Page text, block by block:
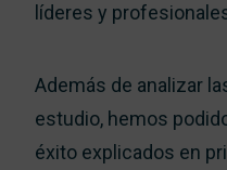
líderes y
Además de analizar
estudio, hemos
éxito explicados en